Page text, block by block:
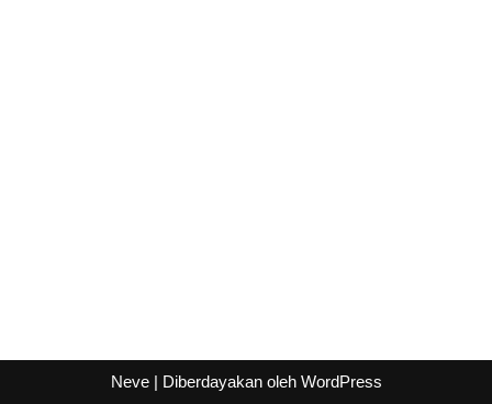
Neve| Diberdayakan oleh WordPress